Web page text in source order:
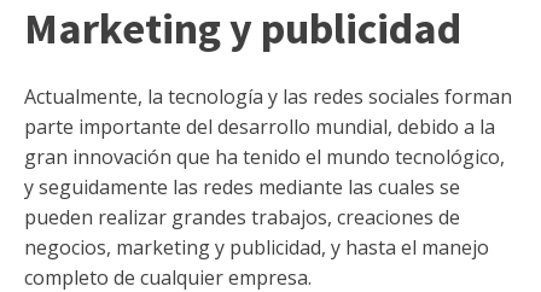
Marketing y publicidad
Actualmente, la tecnología y las redes sociales forman
parte importante del desarrollo mundial, debido a la
gran innovación que ha tenido el mundo tecnológico,
y seguidamente las redes mediante las cuales se
pueden realizar grandes trabajos, creaciones de
negocios, marketing y publicidad, y hasta el manejo
completo de cualquier empresa.